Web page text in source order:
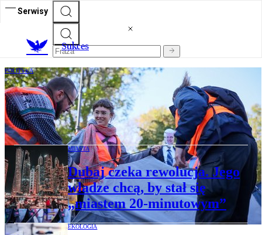
Serwisy
Sukces
POLITYKA
Ostatnie Pokolenie przed Sejmem. Chcą
wspólnego biletu i większych pieniędzy na
kolej
MIASTA
Dubaj czeka rewolucja. Jego
władze chcą, by stał się
„miastem 20-minutowym”
EKOLOGIA